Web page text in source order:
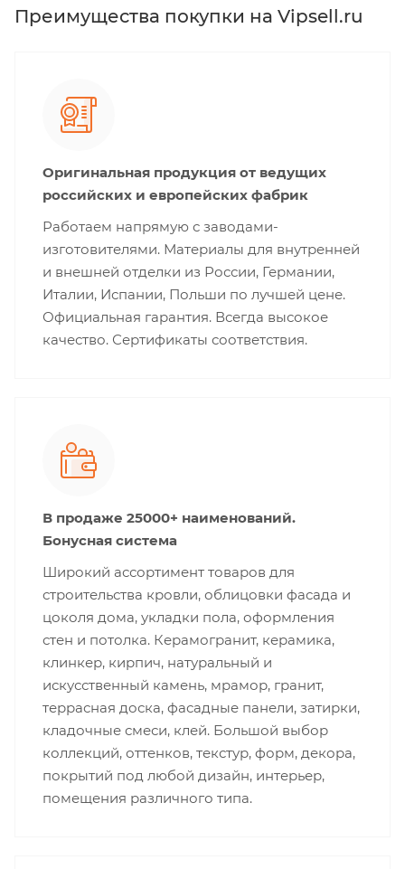
Преимущества покупки на Vipsell.ru
Оригинальная продукция от ведущих
российских и европейских фабрик
Работаем напрямую с заводами-
изготовителями. Материалы для внутренней
и внешней отделки из России, Германии,
Италии, Испании, Польши по лучшей цене.
Официальная гарантия. Всегда высокое
качество. Сертификаты соответствия.
В продаже 25000+ наименований.
Бонусная система
Широкий ассортимент товаров для
строительства кровли, облицовки фасада и
цоколя дома, укладки пола, оформления
стен и потолка. Керамогранит, керамика,
клинкер, кирпич, натуральный и
искусственный камень, мрамор, гранит,
террасная доска, фасадные панели, затирки,
кладочные смеси, клей. Большой выбор
коллекций, оттенков, текстур, форм, декора,
покрытий под любой дизайн, интерьер,
помещения различного типа.